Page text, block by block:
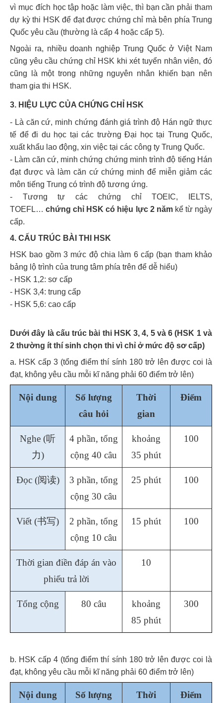
vì mục đích học tập hoặc làm việc, thì bạn cần phải tham
dự kỳ thi HSK để đạt được chứng chỉ mà bên phía Trung
Quốc yêu cầu (thường là cấp 4 hoặc cấp 5).
Ngoài ra, nhiều doanh nghiệp Trung Quốc ở Việt Nam
cũng yêu cầu chứng chỉ HSK khi xét tuyển nhân viên, đó
cũng là một trong những nguyên nhân khiến bạn nên
tham gia thi HSK.
3. HIỆU LỰC CỦA CHỨNG CHỈ HSK
- Là căn cứ, minh chứng đánh giá trình độ Hán ngữ thực
tế để đi du học tại các trường Đại học tại Trung Quốc,
xuất khẩu lao động, xin việc tại các công ty Trung Quốc.
- Làm căn cứ, minh chứng chứng minh trình độ tiếng Hán
đạt được và làm căn cứ chứng minh để miễn giảm các
môn tiếng Trung có trình độ tương ứng.
- Tương tự các chứng chỉ TOEIC, IELTS,
TOEFL… chứng chỉ HSK có hiệu lực 2 năm kể từ ngày
cấp.
4. CẤU TRÚC BÀI THI HSK
HSK bao gồm 3 mức độ chia làm 6 cấp (bạn tham khảo
bảng lộ trình của trung tâm phía trên để dễ hiểu)
- HSK 1,2: sơ cấp
- HSK 3,4: trung cấp
- HSK 5,6: cao cấp
Dưới đây là cấu trúc bài thi HSK 3, 4, 5 và 6 (HSK 1 và
2 thường ít thí sinh chọn thi vì chỉ ở mức độ sơ cấp)
a. HSK cấp 3 (tổng điểm thí sính 180 trở lên được coi là
đạt, không yêu cầu mỗi kĩ năng phải 60 điểm trở lên)
Nội dung
Số lượng
câu hỏi
Thời
gian
Điểm
Nghe (听
力)
4 phần, tổng
cộng 40 câu
khoảng
35 phút
100
Đọc (阅读)
3 phần, tổng
cộng 30 câu
25 phút 100
Viết (书写)
2 phần, tổng
cộng 10 câu
15 phút 100
Thời gian điền đáp án vào
phiếu trả lời
10
Tổng cộng 80 câu
khoảng
85 phút
300
b. HSK cấp 4 (tổng điểm thí sính 180 trở lên được coi là
đạt, không yêu cầu mỗi kĩ năng phải 60 điểm trở lên)
Nội dung
Số lượng
Thời
Điểm